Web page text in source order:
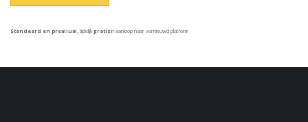
Standaard en premium, tijdelijk gratisin aanloop naar vernieuwd platform